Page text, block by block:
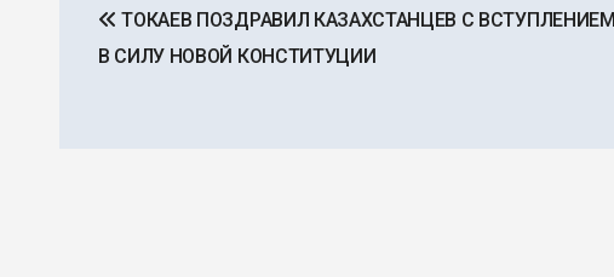
по
ТОКАЕВ ПОЗДРАВИЛ КАЗАХСТАНЦЕВ С ВСТУПЛЕНИЕМ
В СИЛУ НОВОЙ КОНСТИТУЦИИ